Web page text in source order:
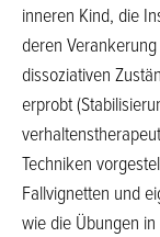
inneren Kind, die
deren
dissoziativen
erprobt
Techniken
Fallvignetten und
wie die Übungen